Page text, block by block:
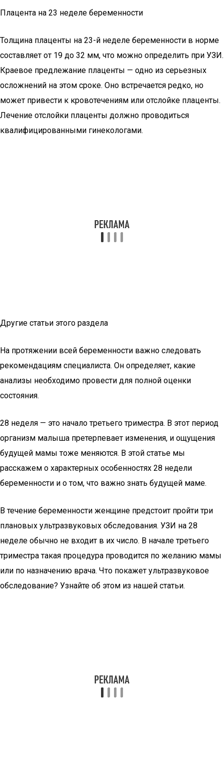
Плацента на 23 неделе беременности
Толщина плаценты на 23-й неделе беременности в норме
составляет от 19 до 32 мм, что можно определить при УЗИ.
Краевое предлежание плаценты — одно из серьезных
осложнений на этом сроке. Оно встречается редко, но
может привести к кровотечениям или отслойке плаценты.
Лечение отслойки плаценты должно проводиться
квалифицированными гинекологами.
Другие статьи этого раздела
На протяжении всей беременности важно следовать
рекомендациям специалиста. Он определяет, какие
анализы необходимо провести для полной оценки
состояния.
28 неделя — это начало третьего триместра. В этот период
организм малыша претерпевает изменения, и ощущения
будущей мамы тоже меняются. В этой статье мы
расскажем о характерных особенностях 28 недели
беременности и о том, что важно знать будущей маме.
В течение беременности женщине предстоит пройти три
плановых ультразвуковых обследования. УЗИ на 28
неделе обычно не входит в их число. В начале третьего
триместра такая процедура проводится по желанию мамы
или по назначению врача. Что покажет ультразвуковое
обследование? Узнайте об этом из нашей статьи.